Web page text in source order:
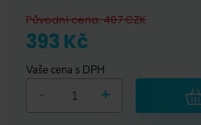
Původní cena:487CZK
393 Kč
Vaše cena s DPH
+